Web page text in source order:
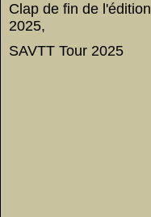
Clap de fin de l'édition
2025,
SAVTT Tour 2025